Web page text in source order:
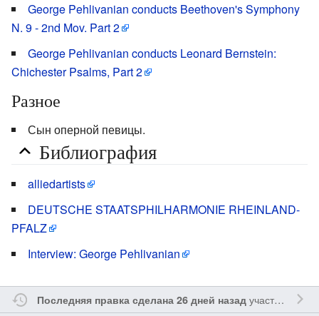
George Pehlivanian conducts Beethoven's Symphony
N. 9 - 2nd Mov. Part 2
George Pehlivanian conducts Leonard Bernstein:
Chichester Psalms, Part 2
Разное
Сын оперной певицы.
Библиография
alliedartists
DEUTSCHE STAATSPHILHARMONIE RHEINLAND-
PFALZ
Interview: George Pehlivanian
Последняя правка сделана 26 дней назадучастником